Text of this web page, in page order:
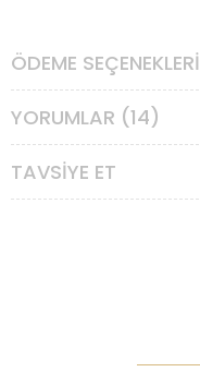
ÖDEME SEÇENEKLERI
YORUMLAR (14)
TAVSIYE ET